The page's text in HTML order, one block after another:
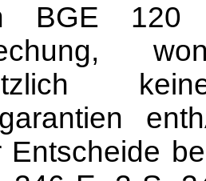
BGE
Entscheide